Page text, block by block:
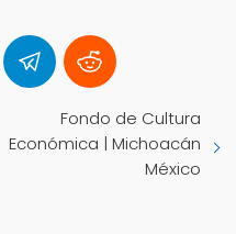
Fondo de Cultura
Económica | Michoacán
México